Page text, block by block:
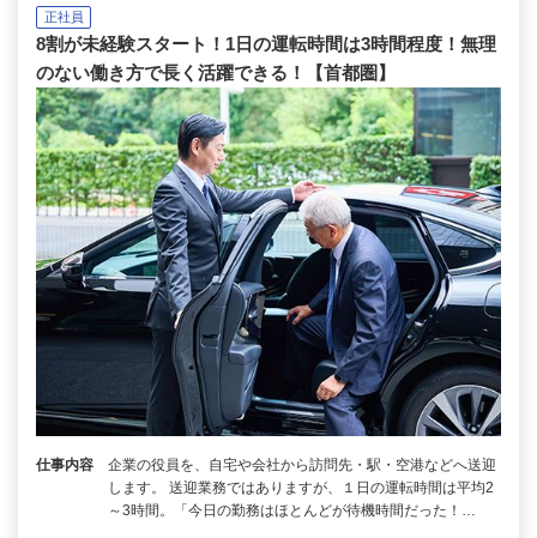
正社員
8割が未経験スタート！1日の運転時間は3時間程度！無理
のない働き方で長く活躍できる！【首都圏】
仕事内容
企業の役員を、自宅や会社から訪問先・駅・空港などへ送迎
します。 送迎業務ではありますが、１日の運転時間は平均2
～3時間。「今日の勤務はほとんどが待機時間だった！…